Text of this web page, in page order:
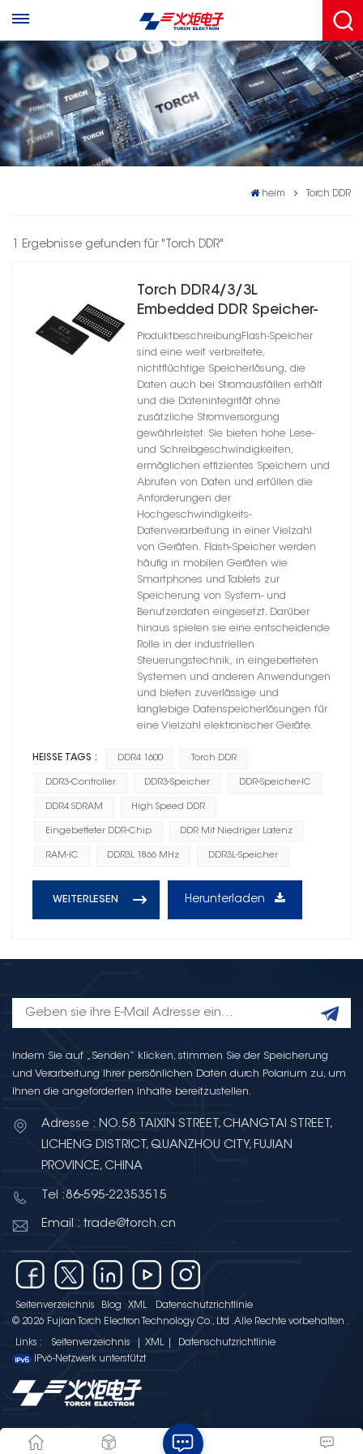
heim Torch DDR
1 Ergebnisse gefunden für "Torch DDR"
Torch DDR4/3/3L
Embedded DDR Speicher-
IC für IoT-/Edge-Geräte
ProduktbeschreibungFlash-Speicher
sind eine weit verbreitete,
nichtflüchtige Speicherlösung, die
Daten auch bei Stromausfällen erhält
und die Datenintegrität ohne
zusätzliche Stromversorgung
gewährleistet. Sie bieten hohe Lese-
und Schreibgeschwindigkeiten,
ermöglichen effizientes Speichern und
Abrufen von Daten und erfüllen die
Anforderungen der
Hochgeschwindigkeits-
Datenverarbeitung in einer Vielzahl
von Geräten. Flash-Speicher werden
häufig in mobilen Geräten wie
Smartphones und Tablets zur
Speicherung von System- und
Benutzerdaten eingesetzt. Darüber
hinaus spielen sie eine entscheidende
Rolle in der industriellen
Steuerungstechnik, in eingebetteten
Systemen und anderen Anwendungen
und bieten zuverlässige und
langlebige Datenspeicherlösungen für
eine Vielzahl elektronischer Geräte.
HEISSE TAGS : DDR4 1600 Torch DDR
DDR3-Controller DDR3-Speicher DDR-Speicher-IC
DDR4 SDRAM High Speed ​​DDR
Eingebetteter DDR-Chip DDR Mit Niedriger Latenz
RAM-IC DDR3L 1866 MHz DDR3L-Speicher
WEITERLESEN Herunterladen
Indem Sie auf „Senden“ klicken, stimmen Sie der Speicherung
und Verarbeitung Ihrer persönlichen Daten durch Polarium zu, um
Ihnen die angeforderten Inhalte bereitzustellen.
Adresse : NO.58 TAIXIN STREET, CHANGTAI STREET,
LICHENG DISTRICT, QUANZHOU CITY, FUJIAN
PROVINCE, CHINA
Tel :86-595-22353515
Email : trade@torch.cn
Seitenverzeichnis Blog XML
Datenschutzrichtlinie
© 2026 Fujian Torch Electron Technology Co., Ltd .Alle Rechte vorbehalten .
Links : Seitenverzeichnis XML
Datenschutzrichtlinie
IPv6-Netzwerk unterstützt